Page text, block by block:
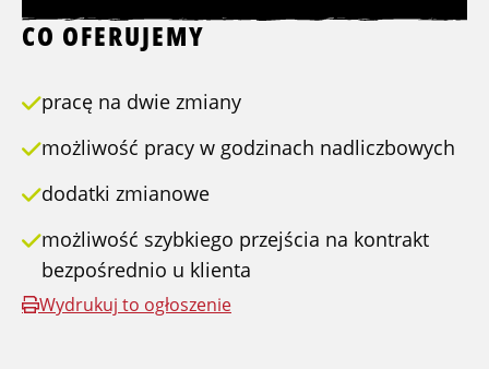
CO OFERUJEMY
pracę na dwie zmiany
możliwość pracy w godzinach nadliczbowych
dodatki zmianowe
możliwość szybkiego przejścia na kontrakt
bezpośrednio u klienta
Wydrukuj to ogłoszenie